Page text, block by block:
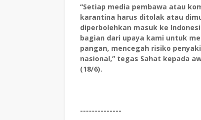
“Setiap media pembawa atau
karantina harus ditolak atau
diperbolehkan masuk ke
bagian dari upaya kami untuk
pangan, mencegah risiko
nasional,” tegas Sahat kepada
(18/6).
--------------